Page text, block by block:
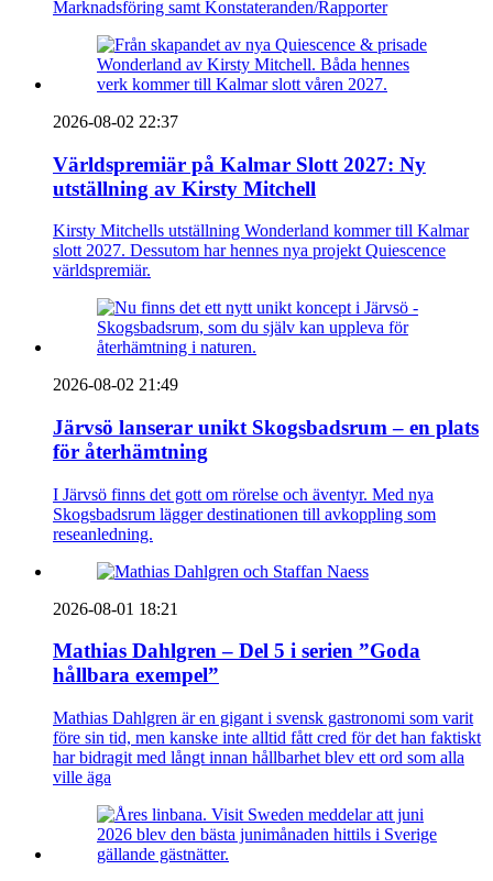
Marknadsföring samt Konstateranden/Rapporter
2026-08-02 22:37
Världspremiär på Kalmar Slott 2027: Ny
utställning av Kirsty Mitchell
Kirsty Mitchells utställning Wonderland kommer till Kalmar
slott 2027. Dessutom har hennes nya projekt Quiescence
världspremiär.
2026-08-02 21:49
Järvsö lanserar unikt Skogsbadsrum – en plats
för återhämtning
I Järvsö finns det gott om rörelse och äventyr. Med nya
Skogsbadsrum lägger destinationen till avkoppling som
reseanledning.
2026-08-01 18:21
Mathias Dahlgren – Del 5 i serien ”Goda
hållbara exempel”
Mathias Dahlgren är en gigant i svensk gastronomi som varit
före sin tid, men kanske inte alltid fått cred för det han faktiskt
har bidragit med långt innan hållbarhet blev ett ord som alla
ville äga